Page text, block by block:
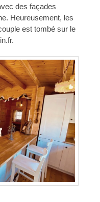
des façades
Heureusement, les
est tombé sur le